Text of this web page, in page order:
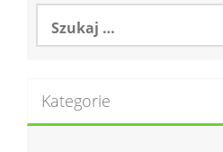
Szukaj:
Kategorie